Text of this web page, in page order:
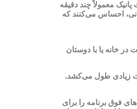
معمولاً چند دقیقه
احساس می‌کنند که
خانه یا با دوستان
زیادی طول می‌کشد.
فوق برنامه را برای